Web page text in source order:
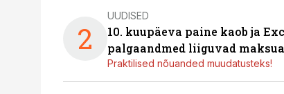
2
UUDISED
10. kuupäeva paine kaob ja
palgaandmed liiguvad
Praktilised nõuanded muudatusteks!